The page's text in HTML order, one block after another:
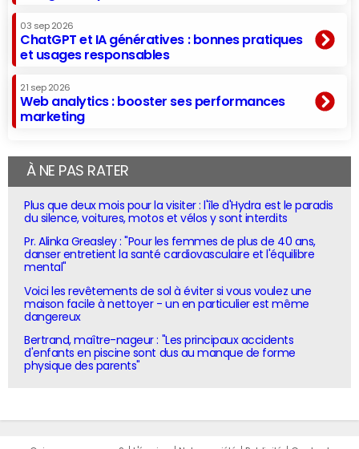
03 sep 2026
ChatGPT et IA génératives : bonnes pratiques
et usages responsables
21 sep 2026
Web analytics : booster ses performances
marketing
À NE PAS RATER
Plus que deux mois pour la visiter : l'île d'Hydra est le paradis
du silence, voitures, motos et vélos y sont interdits
Pr. Alinka Greasley : "Pour les femmes de plus de 40 ans,
danser entretient la santé cardiovasculaire et l'équilibre
mental"
Voici les revêtements de sol à éviter si vous voulez une
maison facile à nettoyer - un en particulier est même
dangereux
Bertrand, maître-nageur : "Les principaux accidents
d'enfants en piscine sont dus au manque de forme
physique des parents"